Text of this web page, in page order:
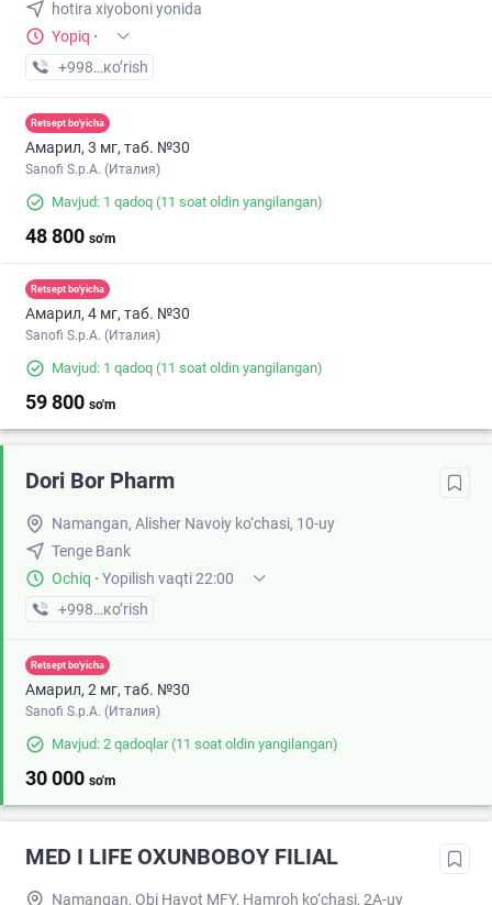
hotira xiyoboni yonida
Yopiq ·
+998 (55) XXX-XX-XX
кo’rish
Retsept bo'yicha
Амарил, 3 мг, таб. №30
Sanofi S.p.A. (Италия)
Mavjud: 1 qadoq (11 soat oldin yangilangan)
48 800 so'm
Retsept bo'yicha
Амарил, 4 мг, таб. №30
Sanofi S.p.A. (Италия)
Mavjud: 1 qadoq (11 soat oldin yangilangan)
59 800 so'm
Dori Bor Pharm
Namangan, Alisher Navoiy ko‘chasi, 10-uy
Tenge Bank
Ochiq · Yopilish vaqti 22:00
+998 (99) XXX-XX-XX
кo’rish
Retsept bo'yicha
Амарил, 2 мг, таб. №30
Sanofi S.p.A. (Италия)
Mavjud: 2 qadoqlar(11 soat oldin yangilangan)
30 000 so'm
MED I LIFE OXUNBOBOY FILIAL
Namangan, Obi Hayot MFY, Hamroh ko‘chasi, 2A-uy